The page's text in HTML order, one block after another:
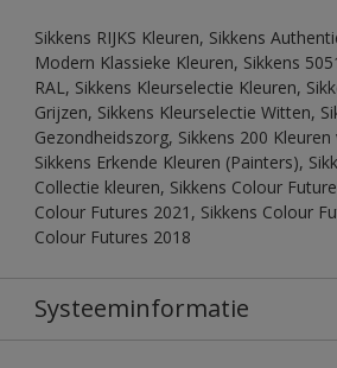
Sikkens RIJKS Kleuren, Sikkens
Modern Klassieke Kleuren, Sikkens
RAL, Sikkens Kleurselectie Kleuren,
Grijzen, Sikkens Kleurselectie Witten,
Gezondheidszorg, Sikkens 200
Sikkens Erkende Kleuren (Painters),
Collectie kleuren, Sikkens Colour
Colour Futures 2021, Sikkens Colour
Colour Futures 2018
Systeeminformatie